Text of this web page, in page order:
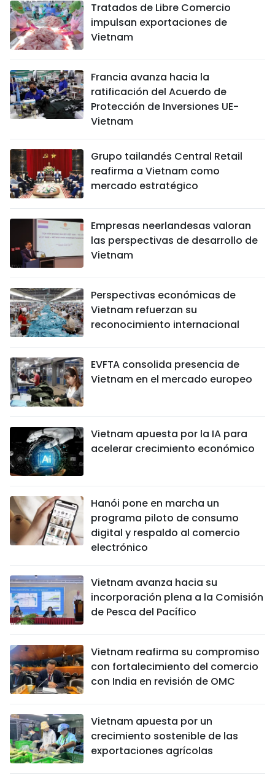
Tratados de Libre Comercio
impulsan exportaciones de
Vietnam
Francia avanza hacia la
ratificación del Acuerdo de
Protección de Inversiones UE-
Vietnam
Grupo tailandés Central Retail
reafirma a Vietnam como
mercado estratégico
Empresas neerlandesas valoran
las perspectivas de desarrollo de
Vietnam
Perspectivas económicas de
Vietnam refuerzan su
reconocimiento internacional
EVFTA consolida presencia de
Vietnam en el mercado europeo
Vietnam apuesta por la IA para
acelerar crecimiento económico
Hanói pone en marcha un
programa piloto de consumo
digital y respaldo al comercio
electrónico
Vietnam avanza hacia su
incorporación plena a la Comisión
de Pesca del Pacífico
Vietnam reafirma su compromiso
con fortalecimiento del comercio
con India en revisión de OMC
Vietnam apuesta por un
crecimiento sostenible de las
exportaciones agrícolas